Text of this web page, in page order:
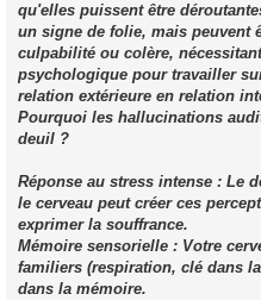
qu'elles puissent être
un signe de folie, mais peuvent
culpabilité ou colère,
psychologique pour travailler
relation extérieure en relation
Pourquoi les hallucinations
deuil ?
Réponse au stress intense : Le
le cerveau peut créer ces
exprimer la souffrance.
Mémoire sensorielle : Votre
familiers (respiration, clé dans
dans la mémoire.